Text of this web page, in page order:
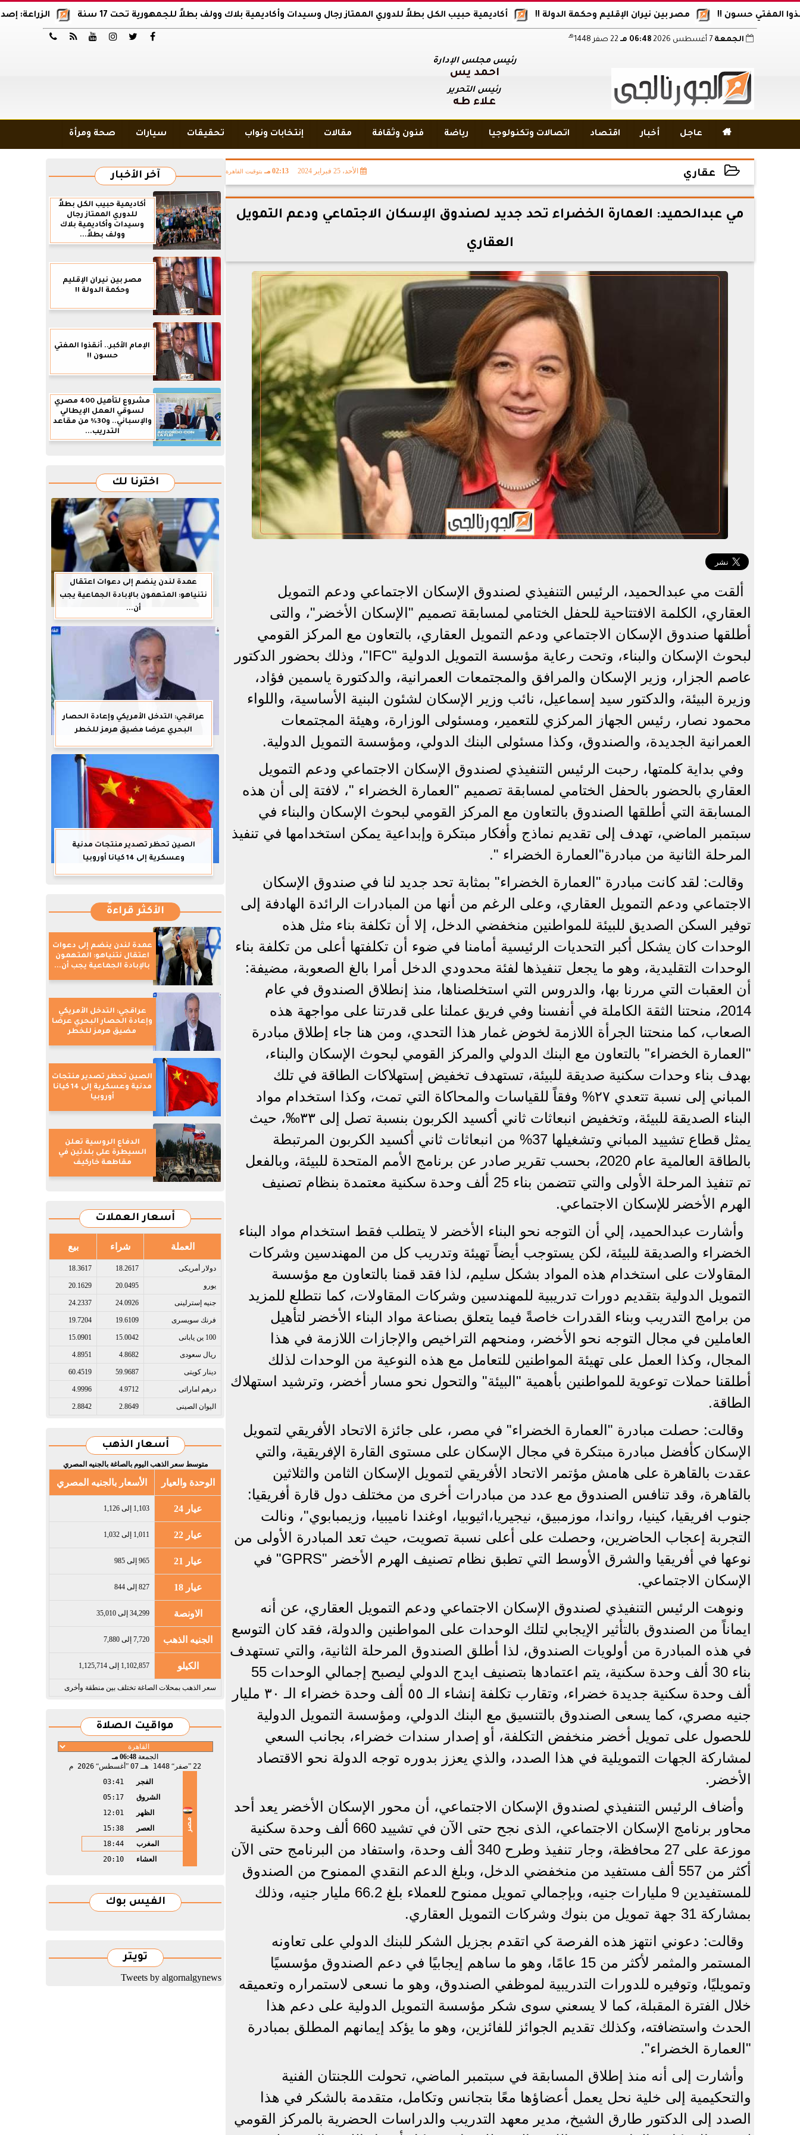
الزراعة: إصدار 12 ألف موافقة وتصريح بالمبيدات خلال 6 شهور أكاديمية حبيب الكل بطلاً للدوري الممتاز رجال وسيدات وأكاديمية بلاك وولف بطلاً للجمهورية تحت 17 سنة مصر بين نيران الإقليم وحكمة الدولة !! حسون !!





 الجمعة 06:48 مـ هـ
رئيس مجلس الإدارة
أحمد يس
رئيس التحرير
علاء طه
 عاجل أخبار اقتصاد اتصالات وتكنولوجيا رياضة فنون وثقافة مقالات إنتخابات ونواب تحقيقات سيارات صحة ومرأة
عقاري الأحد، 25 فبراير 2024 02:13 مـ بتوقيت القاهرة
2024-02-25 14:13:37
مي عبدالحميد: العمارة الخضراء تحد جديد لصندوق الإسكان الاجتماعي ودعم التمويل
العقاري
ألقت مي عبدالحميد، الرئيس التنفيذي لصندوق الإسكان الاجتماعي ودعم التمويل
العقاري، الكلمة الافتتاحية للحفل الختامي لمسابقة تصميم "الإسكان الأخضر"، والتى
أطلقها صندوق الإسكان الاجتماعي ودعم التمويل العقاري، بالتعاون مع المركز القومي
لبحوث الإسكان والبناء، وتحت رعاية مؤسسة التمويل الدولية "IFC"، وذلك بحضور الدكتور
عاصم الجزار، وزير الإسكان والمرافق والمجتمعات العمرانية، والدكتورة ياسمين فؤاد،
وزيرة البيئة، والدكتور سيد إسماعيل، نائب وزير الإسكان لشئون البنية الأساسية، واللواء
محمود نصار، رئيس الجهاز المركزي للتعمير، ومسئولى الوزارة، وهيئة المجتمعات
العمرانية الجديدة، والصندوق، وكذا مسئولى البنك الدولي، ومؤسسة التمويل الدولية.
وفي بداية كلمتها، رحبت الرئيس التنفيذي لصندوق الإسكان الاجتماعي ودعم التمويل
العقاري بالحضور بالحفل الختامي لمسابقة تصميم "العمارة الخضراء "، لافتة إلى أن هذه
المسابقة التي أطلقها الصندوق بالتعاون مع المركز القومي لبحوث الإسكان والبناء في
سبتمبر الماضي، تهدف إلى تقديم نماذج وأفكار مبتكرة وإبداعية يمكن استخدامها في تنفيذ
المرحلة الثانية من مبادرة"العمارة الخضراء ".
وقالت: لقد كانت مبادرة "العمارة الخضراء" بمثابة تحد جديد لنا في صندوق الإسكان
الاجتماعي ودعم التمويل العقاري، وعلى الرغم من أنها من المبادرات الرائدة الهادفة إلى
توفير السكن الصديق للبيئة للمواطنين منخفضي الدخل، إلا أن تكلفة بناء مثل هذه
الوحدات كان يشكل أكبر التحديات الرئيسية أمامنا في ضوء أن تكلفتها أعلى من تكلفة بناء
الوحدات التقليدية، وهو ما يجعل تنفيذها لفئة محدودي الدخل أمرا بالغ الصعوبة، مضيفة:
أن العقبات التي مررنا بها، والدروس التي استخلصناها، منذ إنطلاق الصندوق في عام
2014، منحتنا الثقة الكاملة في أنفسنا وفي فريق عملنا على قدرتنا على مواجهة هذه
الصعاب، كما منحتنا الجرأة اللازمة لخوض غمار هذا التحدي، ومن هنا جاء إطلاق مبادرة
"العمارة الخضراء" بالتعاون مع البنك الدولي والمركز القومي لبحوث الإسكان والبناء،
بهدف بناء وحدات سكنية صديقة للبيئة، تستهدف تخفيض إستهلاكات الطاقة في تلك
المباني إلى نسبة تتعدي ٢٧% وفقاً للقياسات والمحاكاة التي تمت، وكذا استخدام مواد
البناء الصديقة للبيئة، وتخفيض انبعاثات ثاني أكسيد الكربون بنسبة تصل إلى ۳۳‰، حيث
يمثل قطاع تشييد المباني وتشغيلها 37% من انبعاثات ثاني أكسيد الكربون المرتبطة
بالطاقة العالمية عام 2020، بحسب تقرير صادر عن برنامج الأمم المتحدة للبيئة، وبالفعل
تم تنفيذ المرحلة الأولى والتي تتضمن بناء 25 ألف وحدة سكنية معتمدة بنظام تصنيف
الهرم الأخضر للإسكان الاجتماعي.
وأشارت عبدالحميد، إلي أن التوجه نحو البناء الأخضر لا يتطلب فقط استخدام مواد البناء
الخضراء والصديقة للبيئة، لكن يستوجب أيضاً تهيئة وتدريب كل من المهندسين وشركات
المقاولات على استخدام هذه المواد بشكل سليم، لذا فقد قمنا بالتعاون مع مؤسسة
التمويل الدولية بتقديم دورات تدريبية للمهندسين وشركات المقاولات، كما نتطلع للمزيد
من برامج التدريب وبناء القدرات خاصةً فيما يتعلق بصناعة مواد البناء الأخضر لتأهيل
العاملين في مجال التوجه نحو الأخضر، ومنحهم التراخيص والإجازات اللازمة في هذا
المجال، وكذا العمل على تهيئة المواطنين للتعامل مع هذه النوعية من الوحدات لذلك
أطلقنا حملات توعوية للمواطنين بأهمية "البيئة" والتحول نحو مسار أخضر، وترشيد استهلاك
الطاقة.
وقالت: حصلت مبادرة "العمارة الخضراء" في مصر، على جائزة الاتحاد الأفريقي لتمويل
الإسكان كأفضل مبادرة مبتكرة في مجال الإسكان على مستوى القارة الإفريقية، والتي
عقدت بالقاهرة على هامش مؤتمر الاتحاد الأفريقي لتمويل الإسكان الثامن والثلاثين
بالقاهرة، وقد تنافس الصندوق مع عدد من مبادرات أخرى من مختلف دول قارة أفريقيا:
جنوب افريقيا، كينيا، رواندا، موزمبيق، نيجيريا،اثيوبيا، اوغندا ناميبيا، وزيمبابوي"، ونالت
التجربة إعجاب الحاضرين، وحصلت على أعلى نسبة تصويت، حيث تعد المبادرة الأولى من
نوعها في أفريقيا والشرق الأوسط التي تطبق نظام تصنيف الهرم الأخضر "GPRS" في
الإسكان الاجتماعي.
ونوهت الرئيس التنفيذي لصندوق الإسكان الاجتماعي ودعم التمويل العقاري، عن أنه
ايماناً من الصندوق بالتأثير الإيجابي لتلك الوحدات على المواطنين والدولة، فقد كان التوسع
في هذه المبادرة من أولويات الصندوق، لذا أطلق الصندوق المرحلة الثانية، والتي تستهدف
بناء 30 ألف وحدة سكنية، يتم اعتمادها بتصنيف ايدج الدولي ليصبح إجمالي الوحدات 55
ألف وحدة سكنية جديدة خضراء، وتقارب تكلفة إنشاء الـ ٥٥ ألف وحدة خضراء الـ ۳۰ مليار
جنيه مصري، كما يسعى الصندوق بالتنسيق مع البنك الدولي، ومؤسسة التمويل الدولية
للحصول على تمويل أخضر منخفض التكلفة، أو إصدار سندات خضراء، بجانب السعي
لمشاركة الجهات التمويلية في هذا الصدد، والذي يعزز بدوره توجه الدولة نحو الاقتصاد
الأخضر.
وأضاف الرئيس التنفيذي لصندوق الإسكان الاجتماعي، أن محور الإسكان الأخضر يعد أحد
محاور برنامج الإسكان الاجتماعي، الذى نجح حتى الآن في تشييد 660 ألف وحدة سكنية
موزعة على 27 محافظة، وجار تنفيذ وطرح 340 ألف وحدة، واستفاد من البرنامج حتى الآن
أكثر من 557 ألف مستفيد من منخفضي الدخل، وبلغ الدعم النقدي الممنوح من الصندوق
للمستفيدين 9 مليارات جنيه، وبإجمالي تمويل ممنوح للعملاء بلغ 66.2 مليار جنيه، وذلك
بمشاركة 31 جهة تمويل من بنوك وشركات التمويل العقاري.
وقالت: دعوني انتهز هذه الفرصة كي اتقدم بجزيل الشكر للبنك الدولي على تعاونه
المستمر والمثمر لأكثر من 15 عامًا، وهو ما ساهم إيجابيًا في دعم الصندوق مؤسسيًا
وتمويليًا، وتوفيره للدورات التدريبية لموظفي الصندوق، وهو ما نسعى لاستمراره وتعميقه
خلال الفترة المقبلة، كما لا يسعني سوى شكر مؤسسة التمويل الدولية على دعم هذا
الحدث واستضافته، وكذلك تقديم الجوائز للفائزين، وهو ما يؤكد إيمانهم المطلق بمبادرة
"العمارة الخضراء".
وأشارت إلى أنه منذ إطلاق المسابقة في سبتمبر الماضي، تحولت اللجنتان الفنية
والتحكيمية إلى خلية نحل يعمل أعضاؤها معًا بتجانس وتكامل، متقدمة بالشكر في هذا
الصدد إلى الدكتور طارق الشيخ، مدير معهد التدريب والدراسات الحضرية بالمركز القومي
آخر الأخبار
أكاديمية حبيب الكل بطلاً
للدوري الممتاز رجال
وسيدات وأكاديمية بلاك
وولف بطلاً...
مصر بين نيران الإقليم
وحكمة الدولة !!
الإمام الأكبر.. أنقذوا المفتي
حسون !!
مشروع لتأهيل 400 مصري
لسوقي العمل الإيطالي
والإسباني.. و30% من مقاعد
التدريب...
اخترنا لك
عمدة لندن ينضم إلى دعوات اعتقال
نتنياهو: المتهمون بالإبادة الجماعية يجب
أن...
عراقجي: التدخل الأمريكي وإعادة الحصار
البحري عرضا مضيق هرمز للخطر
الصين تحظر تصدير منتجات مدنية
وعسكرية إلى 14 كيانا أوروبيا
الأكثر قراءةً
عمدة لندن ينضم إلى دعوات
اعتقال نتنياهو: المتهمون
بالإبادة الجماعية يجب أن...
عراقجي: التدخل الأمريكي
وإعادة الحصار البحري عرضا
مضيق هرمز للخطر
الصين تحظر تصدير منتجات
مدنية وعسكرية إلى 14 كيانا
أوروبيا
الدفاع الروسية تعلن
السيطرة على بلدتين في
مقاطعة خاركيف
أسعار العملات
العملة شراء بيع
دولار أمريكى​ 18.2617
18.3617
يورو​ 20.0495
20.1629
جنيه إسترلينى​ 24.0926
24.2337
فرنك سويسرى​ 19.6109
19.7204
100 ين يابانى​ 15.0042
15.0901
ريال سعودى​ 4.8682
4.8951
دينار كويتى​ 59.9687
60.4519
درهم اماراتى​ 4.9712
4.9996
اليوان الصينى​ 2.8649
2.8842
أسعار الذهب
متوسط سعر الذهب اليوم بالصاغة بالجنيه المصري
الوحدة والعيار الأسعار بالجنيه المصري
عيار 24 1,103 إلى 1,126
عيار 22 1,011 إلى 1,032
عيار 21 965 إلى 985
عيار 18 827 إلى 844
الاونصة 34,299 إلى 35,010
الجنيه الذهب 7,720 إلى 7,880
الكيلو 1,102,857 إلى 1,125,714
سعر الذهب بمحلات الصاغة تختلف بين منطقة وأخرى
مواقيت الصلاة
الجمعة 06:48 مـ
22 صفر 1448 هـ 07 أغسطس 2026 م
مصر
الفجر
03:41
الشروق
05:17
الظهر
12:01
العصر
15:38
المغرب
18:44
العشاء
20:10
الفيس بوك
تويتر
Tweets by algornalgynews